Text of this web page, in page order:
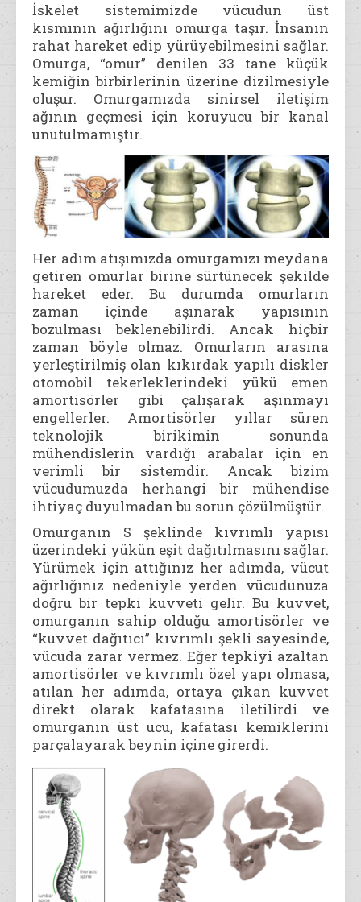
İskelet sistemimizde vücudun üst
kısmının ağırlığını omurga taşır. İnsanın
rahat hareket edip yürüyebilmesini sağlar.
Omurga, “omur” denilen 33 tane küçük
kemiğin birbirlerinin üzerine dizilmesiyle
oluşur. Omurgamızda sinirsel iletişim
ağının geçmesi için koruyucu bir kanal
unutulmamıştır.
Her adım atışımızda omurgamızı meydana
getiren omurlar birine sürtünecek şekilde
hareket eder. Bu durumda omurların
zaman içinde aşınarak yapısının
bozulması beklenebilirdi. Ancak hiçbir
zaman böyle olmaz. Omurların arasına
yerleştirilmiş olan kıkırdak yapılı diskler
otomobil tekerleklerindeki yükü emen
amortisörler gibi çalışarak aşınmayı
engellerler. Amortisörler yıllar süren
teknolojik birikimin sonunda
mühendislerin vardığı arabalar için en
verimli bir sistemdir. Ancak bizim
vücudumuzda herhangi bir mühendise
ihtiyaç duyulmadan bu sorun çözülmüştür.
Omurganın S şeklinde kıvrımlı yapısı
üzerindeki yükün eşit dağıtılmasını sağlar.
Yürümek için attığınız her adımda, vücut
ağırlığınız nedeniyle yerden vücudunuza
doğru bir tepki kuvveti gelir. Bu kuvvet,
omurganın sahip olduğu amortisörler ve
“kuvvet dağıtıcı” kıvrımlı şekli sayesinde,
vücuda zarar vermez. Eğer tepkiyi azaltan
amortisörler ve kıvrımlı özel yapı olmasa,
atılan her adımda, ortaya çıkan kuvvet
direkt olarak kafatasına iletilirdi ve
omurganın üst ucu, kafatası kemiklerini
parçalayarak beynin içine girerdi.